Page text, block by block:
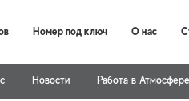
Номер под ключ О нас
Новости Работа в Атмосфере